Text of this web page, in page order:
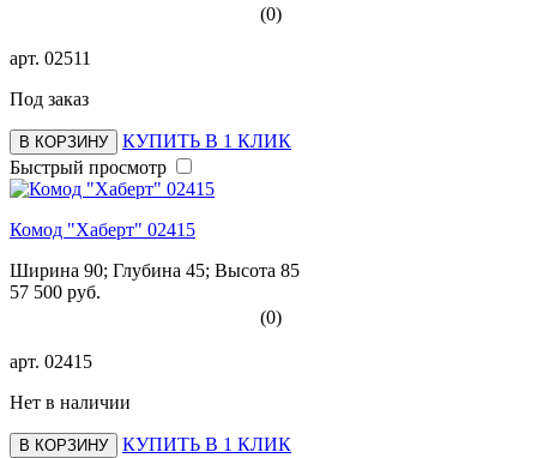
(0)
арт. 02511
Под заказ
В КОРЗИНУ
КУПИТЬ В 1 КЛИК
Быстрый просмотр
Комод "Хаберт" 02415
Ширина 90; Глубина 45; Высота 85
57 500 руб.
(0)
арт. 02415
Нет в наличии
В КОРЗИНУ
КУПИТЬ В 1 КЛИК